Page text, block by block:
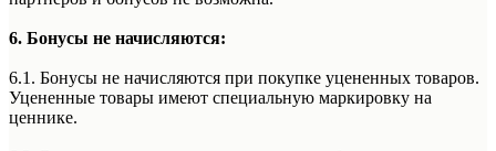
6. Бонусы не начисляются:
6.1. Бонусы не начисляются при покупке уцененных товаров.
Уцененные товары имеют специальную маркировку на
ценнике.